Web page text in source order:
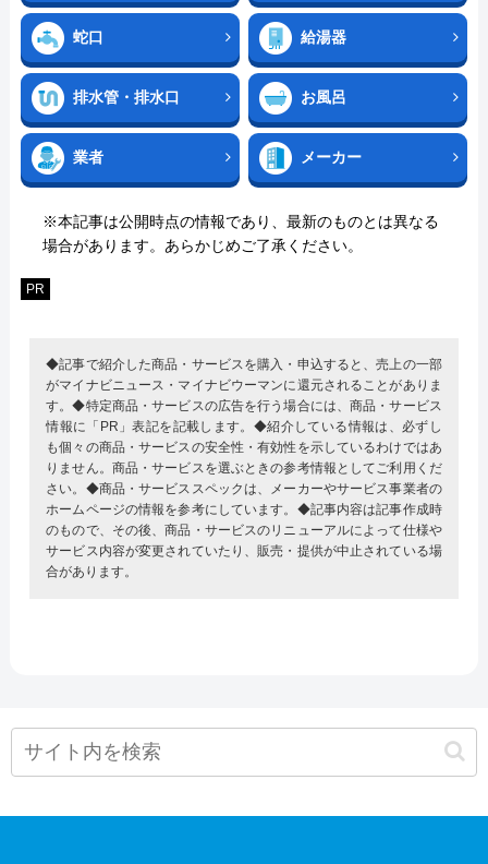
蛇口 給湯器
排水管・排水口 お風呂
業者 メーカー
※本記事は公開時点の情報であり、最新のものとは異なる
場合があります。あらかじめご了承ください。
PR
◆記事で紹介した商品・サービスを購入・申込すると、売上の一部
がマイナビニュース・マイナビウーマンに還元されることがありま
す。◆特定商品・サービスの広告を行う場合には、商品・サービス
情報に「PR」表記を記載します。◆紹介している情報は、必ずし
も個々の商品・サービスの安全性・有効性を示しているわけではあ
りません。商品・サービスを選ぶときの参考情報としてご利用くだ
さい。◆商品・サービススペックは、メーカーやサービス事業者の
ホームページの情報を参考にしています。◆記事内容は記事作成時
のもので、その後、商品・サービスのリニューアルによって仕様や
サービス内容が変更されていたり、販売・提供が中止されている場
合があります。